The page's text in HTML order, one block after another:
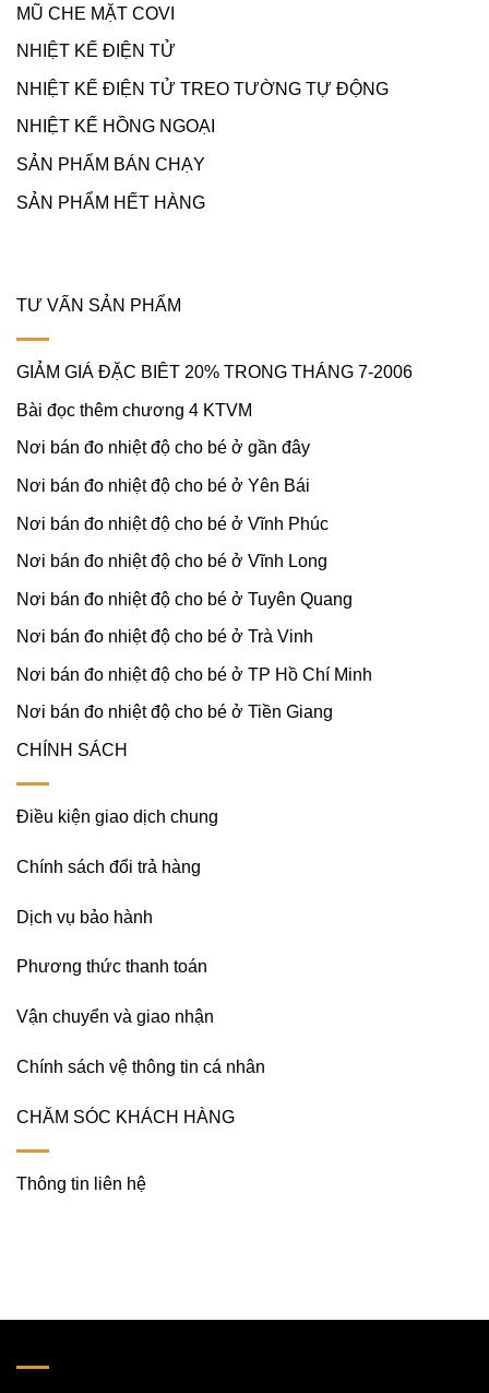
MŨ CHE MẶT COVI
NHIỆT KẾ ĐIỆN TỬ
NHIỆT KẾ ĐIỆN TỬ TREO TƯỜNG TỰ ĐỘNG
NHIỆT KẾ HỒNG NGOẠI
SẢN PHẨM BÁN CHẠY
SẢN PHẨM HẾT HÀNG
TƯ VẤN SẢN PHẨM
GIẢM GIÁ ĐẶC BIÊT 20% TRONG THÁNG 7-2006
Bài đọc thêm chương 4 KTVM
Nơi bán đo nhiệt độ cho bé ở gần đây
Nơi bán đo nhiệt độ cho bé ở Yên Bái
Nơi bán đo nhiệt độ cho bé ở Vĩnh Phúc
Nơi bán đo nhiệt độ cho bé ở Vĩnh Long
Nơi bán đo nhiệt độ cho bé ở Tuyên Quang
Nơi bán đo nhiệt độ cho bé ở Trà Vinh
Nơi bán đo nhiệt độ cho bé ở TP Hồ Chí Minh
Nơi bán đo nhiệt độ cho bé ở Tiền Giang
CHÍNH SÁCH
Điều kiện giao dịch chung
Chính sách đổi trả hàng
Dịch vụ bảo hành
Phương thức thanh toán
Vận chuyển và giao nhận
Chính sách vệ thông tin cá nhân
CHĂM SÓC KHÁCH HÀNG
Thông tin liên hệ